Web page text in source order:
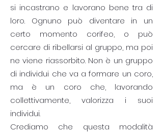
si incastrano e lavorano bene tra di
loro. Ognuno può diventare in un
certo momento corifeo, o può
cercare di ribellarsi al gruppo, ma poi
ne viene riassorbito. Non è un gruppo
di individui che va a formare un coro,
ma è un coro che, lavorando
collettivamente, valorizza i suoi
individui.
Crediamo che questa modalità